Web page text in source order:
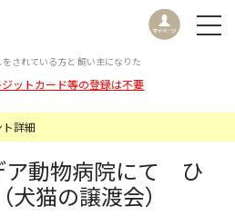
されている方と 飼い主になりた
ットカード等の登録は不要
詳細
動物病院にて ひ
猫の譲渡会）